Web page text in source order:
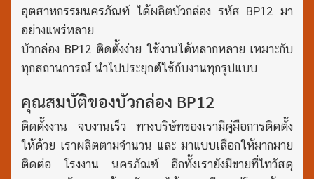
อุตสาหกรรมนครภัณฑ์ ได้ผลิตบัวกล่อง รหัส BP12 มา
อย่างแพร่หลาย
บัวกล่อง BP12 ติดตั้งง่าย ใช้งานได้หลากหลาย เหมาะกับ
ทุกสถานการณ์ นำไปประยุกต์ใช้กับงานทุกรูปแบบ
คุณสมบัติของบัวกล่อง BP12
ติดตั้งงาน จบงานเร็ว ทางบริษัทของเรามีคู่มือการติดตั้ง
ให้ด้วย เราผลิตตามจำนวน และ มาแบบเลือกให้มากมาย
ติดต่อ โรงงาน นครภัณฑ์ อีกทั้งเรายังมีขายที่ไทวัสดุ